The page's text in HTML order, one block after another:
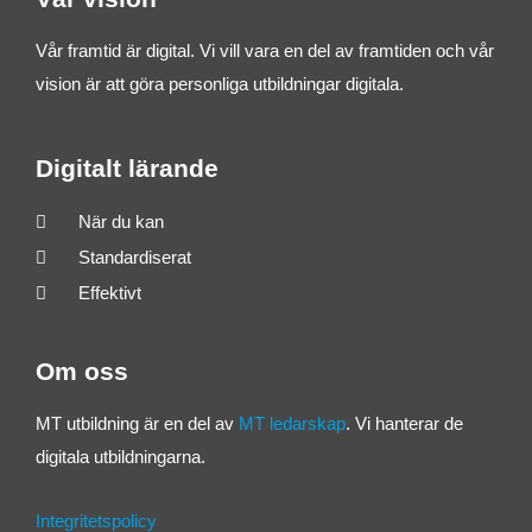
Vår framtid är digital. Vi vill vara en del av framtiden och vår
vision är att göra personliga utbildningar digitala.
Digitalt lärande
När du kan
Standardiserat
Effektivt
Om oss
MT utbildning är en del av MT ledarskap. Vi hanterar de
digitala utbildningarna.
Integritetspolicy